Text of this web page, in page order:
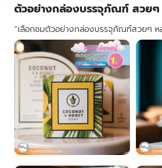
ตัวอย่างกล่องบรรจุภัณฑ์ สวยๆ
“เลือกชมตัวอย่างกล่องบรรจุภัณฑ์สวยๆ ห